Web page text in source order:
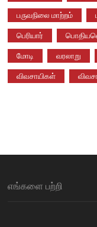
பருவநிலை மாற்றம்
பெரியார்
மோடி வரலாறு
விவசாயிகள்
எங்களை பற்றி